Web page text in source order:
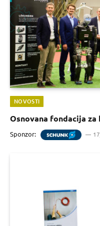
NOVOSTI
Osnovana fondacija
Sponzor: